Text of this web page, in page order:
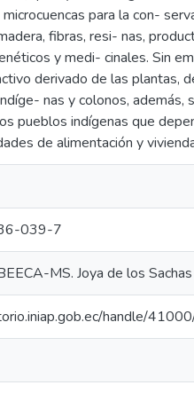
para la con-
fibras, resi- nas,
y medi- cinales. Sin
derivado de las plantas,
nas y colonos,
pueblos indígenas que
de alimentación y
039-7
MS. Joya de los
handle/